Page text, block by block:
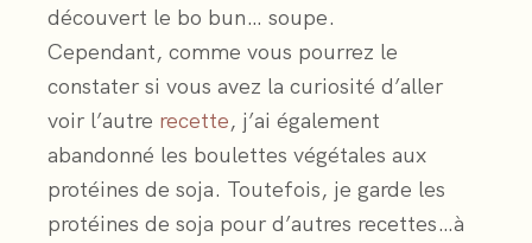
découvert le bo bun… soupe.
Cependant, comme vous pourrez le
constater si vous avez la curiosité d’aller
voir l’autre recette, j’ai également
abandonné les boulettes végétales aux
protéines de soja. Toutefois, je garde les
protéines de soja pour d’autres recettes…à